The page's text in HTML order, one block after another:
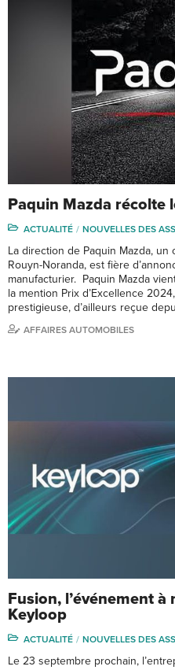
Paquin Mazda récolte
ACTUALITÉ NOUVELLES DES
La direction de Paquin Mazda,
Rouyn-Noranda, est fière
manufacturier. Paquin Mazda
la mention Prix d’Excellence
prestigieuse, d’ailleurs reçue
AFFAIRES AUTOMOBILES
Fusion, l’événement
Keyloop
ACTUALITÉ NOUVELLES DES
Le 23 septembre prochain,